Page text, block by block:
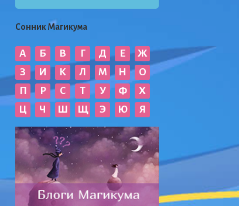
Сонник Магикума
А Б В Г Д Е
Ж
З
И К Л М Н
О
П
Р С Т У Ф
Х
Ц
Ч Ш Щ Э Ю Я